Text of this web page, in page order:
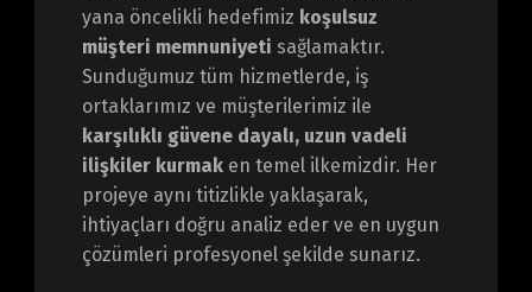
yana öncelikli hedefimiz koşulsuz
müşteri memnuniyeti sağlamaktır.
Sunduğumuz tüm hizmetlerde, iş
ortaklarımız ve müşterilerimiz ile
karşılıklı güvene dayalı, uzun vadeli
ilişkiler kurmaken temel ilkemizdir. Her
projeye aynı titizlikle yaklaşarak,
ihtiyaçları doğru analiz eder ve en uygun
çözümleri profesyonel şekilde sunarız.